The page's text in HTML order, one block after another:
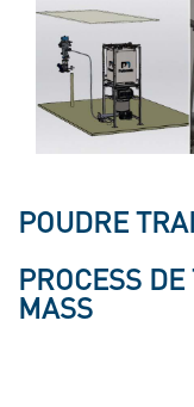
POUDRE
PROCESS
MASS